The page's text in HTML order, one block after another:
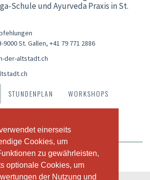
einerseits
Cookies, um
zu gewährleisten,
optionale Cookies, um
der Nutzung und
einerseits
Cookies, um
zu gewährleisten,
optionale Cookies, um
der Nutzung und
Schule und Ayurveda Praxis in St.
St. Gallen, +41 79 771 2886
der-altstadt.ch
STUNDENPLAN
WORKSHOPS
KUNDENEMPFEHLUNGEN
Wochenansicht